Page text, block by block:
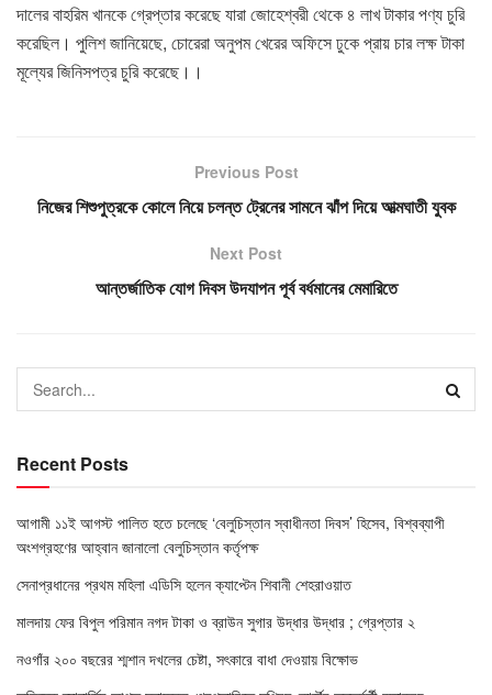
দালের বাহরিম খানকে গ্রেপ্তার করেছে যারা জোহেশ্বরী থেকে ৪ লাখ টাকার পণ্য চুরি
করেছিল। পুলিশ জানিয়েছে, চোরেরা অনুপম খেরের অফিসে ঢুকে প্রায় চার লক্ষ টাকা
মূল্যের জিনিসপত্র চুরি করেছে।।
Previous Post
নিজের শিশুপুত্রকে কোলে নিয়ে চলন্ত ট্রেনের সামনে ঝাঁপ দিয়ে আত্মঘাতী যুবক
Next Post
আন্তর্জাতিক যোগ দিবস উদযাপন পূর্ব বর্ধমানের মেমারিতে
Recent Posts
আগামী ১১ই আগস্ট পালিত হতে চলেছে ‘বেলুচিস্তান স্বাধীনতা দিবস’ হিসেব, বিশ্বব্যাপী
অংশগ্রহণের আহ্বান জানালো বেলুচিস্তান কর্তৃপক্ষ
সেনাপ্রধানের প্রথম মহিলা এডিসি হলেন ক্যাপ্টেন শিবানী শেহরাওয়াত
মালদায় ফের বিপুল পরিমান নগদ টাকা ও ব্রাউন সুগার উদ্ধার উদ্ধার ; গ্রেপ্তার ২
নওগাঁর ২০০ বছরের শ্মশান দখলের চেষ্টা, সৎকারে বাধা দেওয়ায় বিক্ষোভ